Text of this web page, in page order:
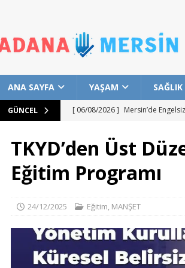
ANA SAYFA YAŞAM SAĞLIK
GÜNCEL [ 06/08/2026 ] Mersin’de
[ 06/08/2026 ] Mersin’de
ADANAMERSİN
[ 01/08/2026 ]
Akkuyu NGS
Başlık
ADANAMERSİN
[ 06/08/2026 ] Mersinli
TKYD’den Üst
Eğitim Programı
24/12/2025 Eğitim, MANŞET